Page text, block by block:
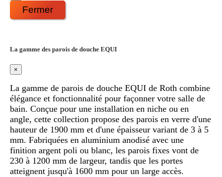
Fermer
La gamme des parois de douche EQUI
×
La gamme de parois de douche EQUI de Roth combine
élégance et fonctionnalité pour façonner votre salle de
bain. Conçue pour une installation en niche ou en
angle, cette collection propose des parois en verre d'une
hauteur de 1900 mm et d'une épaisseur variant de 3 à 5
mm. Fabriquées en aluminium anodisé avec une
finition argent poli ou blanc, les parois fixes vont de
230 à 1200 mm de largeur, tandis que les portes
atteignent jusqu'à 1600 mm pour un large accès.